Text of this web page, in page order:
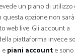
un piano di
questa opzione non
web live. Gli account a
piattaforma invece
epiani accounte